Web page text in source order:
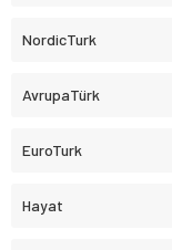
NordicTurk
AvrupaTürk
EuroTurk
Hayat